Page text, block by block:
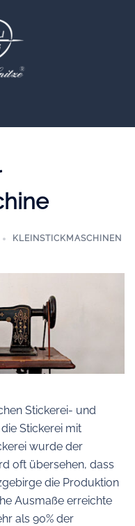
KLEINSTICKMASCHINEN
Stickerei- und
Stickerei mit
wurde der
oft übersehen, dass
die Produktion
Ausmaße erreichte
als 90% der